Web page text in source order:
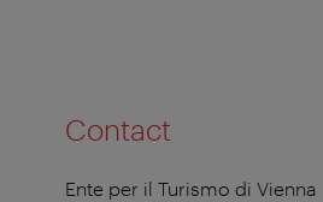
Contact
Ente per il Turismo di Vienna